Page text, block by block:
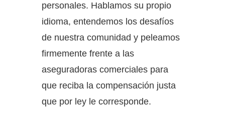
personales. Hablamos su propio
idioma, entendemos los desafíos
de nuestra comunidad y peleamos
firmemente frente a las
aseguradoras comerciales para
que reciba la compensación justa
que por ley le corresponde.